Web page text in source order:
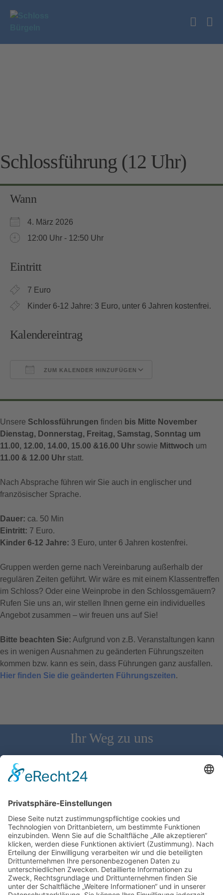
Inhalt
Schlossführung (12 Uhr)
Wann
4. März 2026
12:00 Uhr - 12:50 Uhr
Eintritt
7 Euro
Kinder 6-12 Jahre: 3 Euro, unter 6 Jahren kostenfrei.
Kalendereintrag
ZUM KALENDER HINZUFÜGEN
Unsere Schlossführungen finden bis Mitte November
Dienstag, Donnerstag, Freitag, Samstag, Sonntag um
11.00, 12.00, 14.00, 15.00 &16.00 Uhr sowie Mittwoch um
11.00 & 12.00 Uhr statt.
Nach Absprache führen wir Sie auch in englischer und
französischer Sprache.
Dauer: ca. 50 Min
Eintritt: 7 Euro.
Kinder 6-12 Jahre: 3 Euro, unter 6 Jahren kostenfrei.
Gruppen werden gerne nach Vereinbarung außerhalb der
regulären Zeiten geführt. Wir wäre es mit einem Klassentreffen
im Schloss? Oder eine Weinprobe in den Schlossgemäuern?
Rufen Sie uns an, wir stellen Ihnen gerne ein individuelles
Angebot zusammen – wir freuen uns auf Sie!
Bitte beachten Sie: Aufgrund von z.B. Veranstaltungen kann
es in wenigen Ausnahmen zu geänderten Führungszeiten
kommen bzw. kann es sein, dass Führungen ganz ausfallen.
Hier finden Sie die geänderten Führungszeiten.
Ihr Weg zu uns
Schloss Bürgeln, 79418 Schliengen | Telefon: 07626/237 | E-
Mail: direktion@schlossbuergeln.de
Wir benötigen Ihre Zustimmung, um den
Google Maps-Service zu laden!
Wir verwenden einen Service eines
Drittanbieters, um Karteninhalte einzubetten.
Dieser Service kann Daten zu Ihren Aktivitäten
sammeln. Bitte lesen Sie die Details durch und
stimmen Sie der Nutzung des Service zu, um